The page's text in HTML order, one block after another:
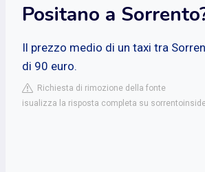
Positano a
Il prezzo medio di un taxi tra
di 90 euro.
Richiesta di rimozione della fonte
isualizza la risposta completa su